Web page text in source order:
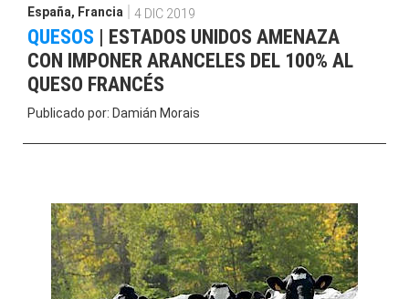
España, Francia 4 DIC 2019
QUESOS | ESTADOS UNIDOS AMENAZA
CON IMPONER ARANCELES DEL 100% AL
QUESO FRANCÉS
Publicado por: Damián Morais